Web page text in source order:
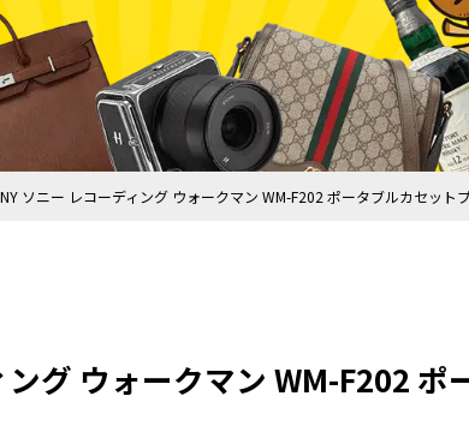
ソニー レコーディング ウォークマン WM-F202 ポータブルカセット
グ ウォークマン WM-F202 ポ